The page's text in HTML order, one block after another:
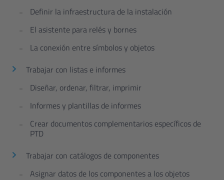
Definir la infraestructura de la instalación
El asistente para relés y bornes
La conexión entre símbolos y objetos
Trabajar con listas e informes
Diseñar, ordenar, filtrar, imprimir
Informes y plantillas de informes
Crear documentos complementarios específicos de
PTD
Trabajar con catálogos de componentes
Asignar datos de los componentes a los objetos